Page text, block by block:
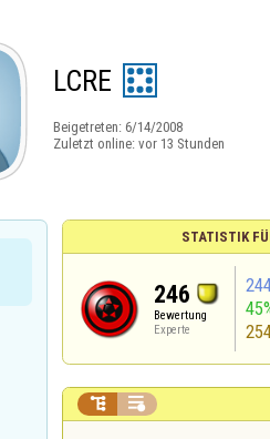
LCRE
Beigetreten: 6/14/2008
Zuletzt online: vor 13 Stunden
STATISTIK
246
Bewertung
Experte
 